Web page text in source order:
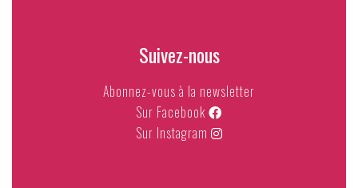
Suivez-nous
Abonnez-vous à la newsletter
Sur Facebook
Sur Instagram